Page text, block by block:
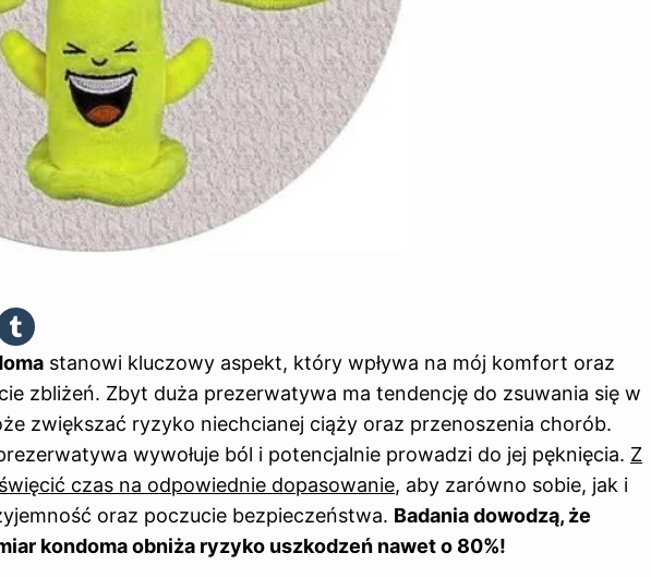
stanowi kluczowy aspekt, który wpływa na mój komfort oraz
zbliżeń. Zbyt duża prezerwatywa ma tendencję do zsuwania się w
zwiększać ryzyko niechcianej ciąży oraz przenoszenia chorób.
wywołuje ból i potencjalnie prowadzi do jej pęknięcia. Z
czas na odpowiednie dopasowanie, aby zarówno sobie, jak i
oraz poczucie bezpieczeństwa. Badania dowodzą, że
kondoma obniża ryzyko uszkodzeń nawet o 80%!